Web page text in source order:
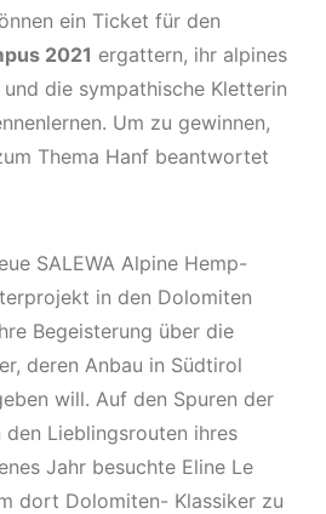
ein Ticket für den
2021 ergattern, ihr alpines
die sympathische Kletterin
Um zu gewinnen,
Thema Hanf beantwortet
SALEWA Alpine Hemp-
in den Dolomiten
Begeisterung über die
deren Anbau in Südtirol
will. Auf den Spuren der
Lieblingsrouten ihres
Jahr besuchte Eline Le
dort Dolomiten- Klassiker zu